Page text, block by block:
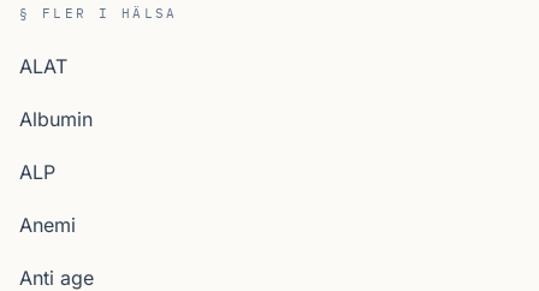
§ FLER I HÄLSA
ALAT
Albumin
ALP
Anemi
Anti age